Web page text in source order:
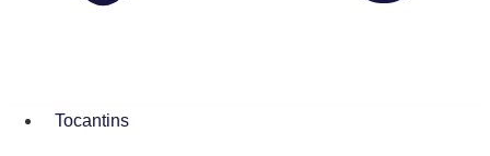
Tocantins